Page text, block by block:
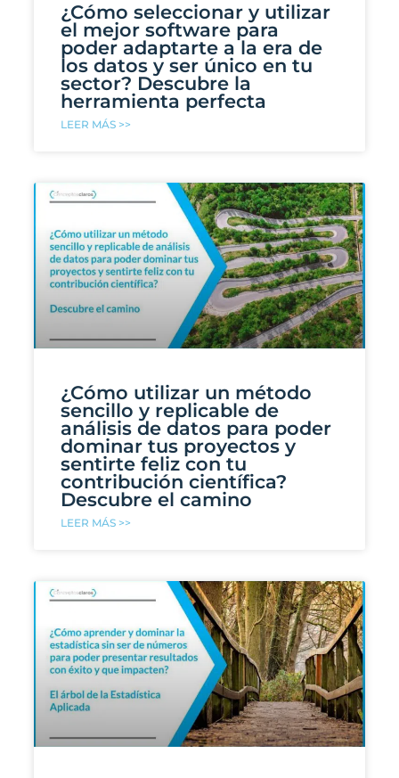
¿Cómo seleccionar y utilizar
el mejor software para
poder adaptarte a la era de
los datos y ser único en tu
sector? Descubre la
herramienta perfecta
LEER MÁS >>
¿Cómo utilizar un método
sencillo y replicable de
análisis de datos para poder
dominar tus proyectos y
sentirte feliz con tu
contribución científica?
Descubre el camino
LEER MÁS >>